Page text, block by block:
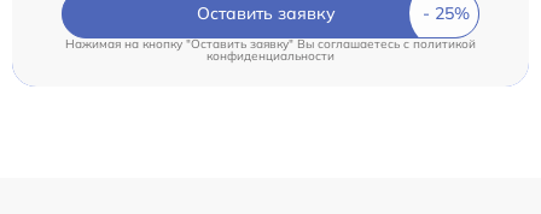
Оставить заявку
Нажимая на кнопку "Оставить заявку" Вы соглашаетесь cполитикой
конфиденциальности